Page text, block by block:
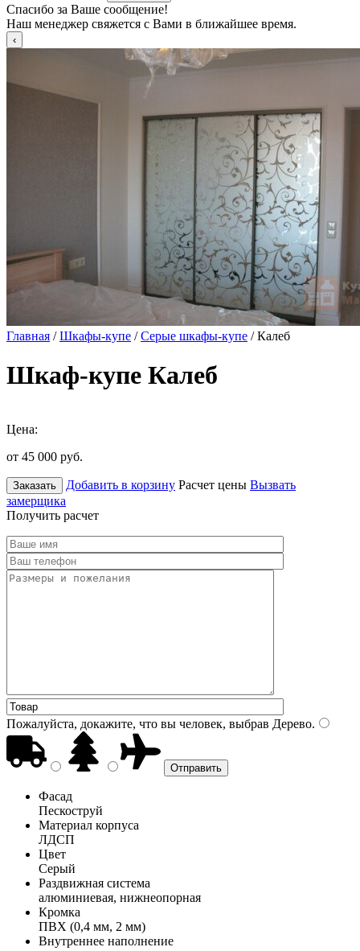
Спасибо за Ваше сообщение!
Наш менеджер свяжется с Вами в ближайшее время.
Главная /Шкафы-купе /Серые шкафы-купе / Калеб
Шкаф-купе Калеб
Цена:
от 45 000 руб.
Заказать Добавить в корзину Расчет цены Вызвать
замерщика
Получить расчет
Пожалуйста, докажите, что вы человек, выбрав Дерево.
Фасад
Пескоструй
Материал корпуса
ЛДСП
Цвет
Серый
Раздвижная система
алюминиевая, нижнеопорная
Кромка
ПВХ (0,4 мм, 2 мм)
Внутреннее наполнение